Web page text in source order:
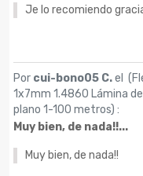
Je lo recomiendo
Por cui-bono05 C.el (
1x7mm 1.4860 Lámina
plano 1-100 metros) :
Muy bien, de nada!!...
Muy bien, de nada!!